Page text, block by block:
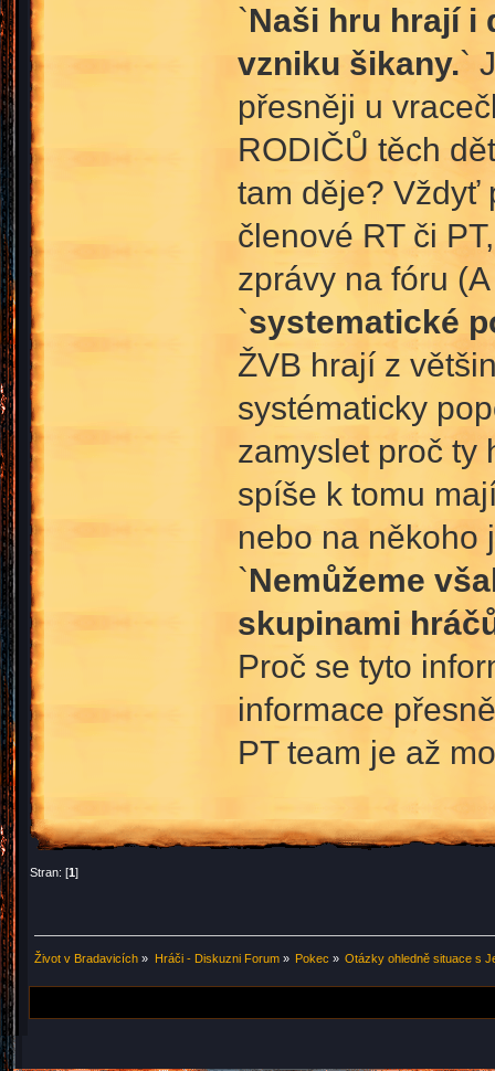
`Naši hru hrají i
vzniku šikany.`
přesněji u
RODIČŮ těch
tam děje? Vždyť
členové RT či
zprávy na fóru
`systematické
ŽVB hrají z
systématicky
zamyslet proč ty
spíše k tomu
nebo na někoho
`Nemůžeme
skupinami
Proč se tyto
informace
PT team je až
Stran: [1]
Život v Bradavicích » Hráči - Diskuzni Forum» Pokec » Otázky ohledně situace s